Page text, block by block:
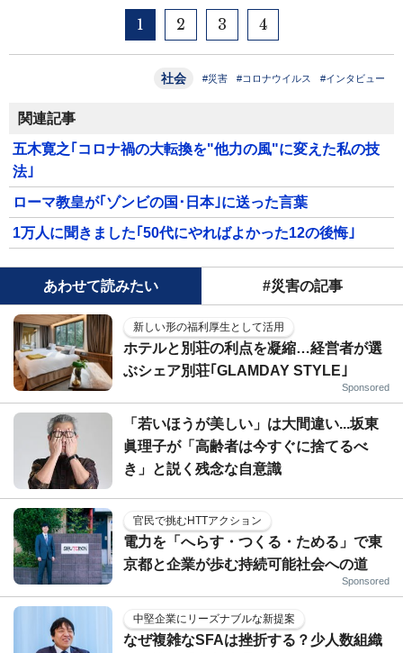
1 2 3 4
社会 #災害 #コロナウイルス #インタビュー
関連記事
五木寛之｢コロナ禍の大転換を"他力の風"に変えた私の技
法｣
ローマ教皇が｢ゾンビの国･日本｣に送った言葉
1万人に聞きました｢50代にやればよかった12の後悔｣
あわせて読みたい #災害の記事
新しい形の福利厚生として活用
ホテルと別荘の利点を凝縮…経営者が選
ぶシェア別荘｢GLAMDAY STYLE｣
Sponsored
「若いほうが美しい」は大間違い...坂東
眞理子が「高齢者は今すぐに捨てるべ
き」と説く残念な自意識
官民で挑むHTTアクション
電力を「へらす・つくる・ためる」で東
京都と企業が歩む持続可能社会への道
Sponsored
中堅企業にリーズナブルな新提案
なぜ複雑なSFAは挫折する？少人数組織